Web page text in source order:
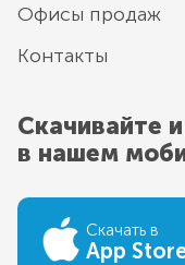
Офисы продаж
Контакты
Скачивайте
в нашем
Скачать в
App